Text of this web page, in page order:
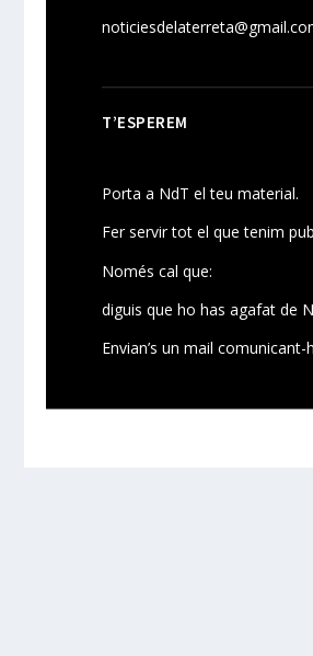
T’ESPEREM
Porta a NdT el teu material.
Fer servir tot el que tenim
Només cal que:
diguis que ho has agafat de
Envian’s un mail comunicant-